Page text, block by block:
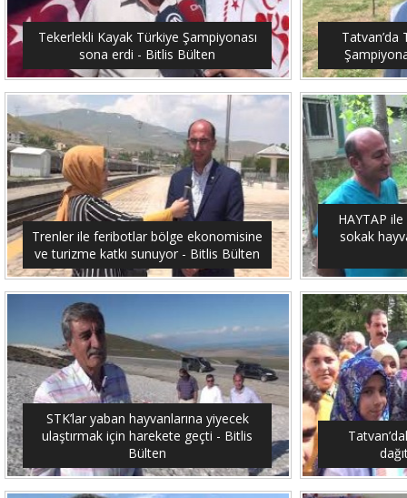
Tekerlekli Kayak Türkiye Şampiyonası
sona erdi - Bitlis Bülten
Tatvan’da
Trenler ile feribotlar bölge ekonomisine
ve turizme katkı sunuyor - Bitlis Bülten
HAYTAP
sokak
STK’lar yaban hayvanlarına yiyecek
ulaştırmak için harekete geçti - Bitlis
Bülten